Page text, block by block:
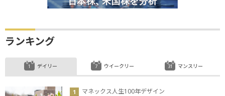
ランキング
デイリー
マネックス人生100年デザイン
ウイークリー マンスリー